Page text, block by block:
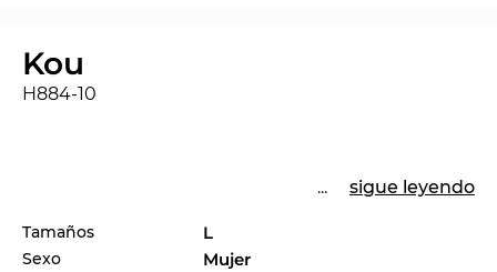
Kou
H884-10
... sigue leyendo
Tamaños L
Sexo Mujer